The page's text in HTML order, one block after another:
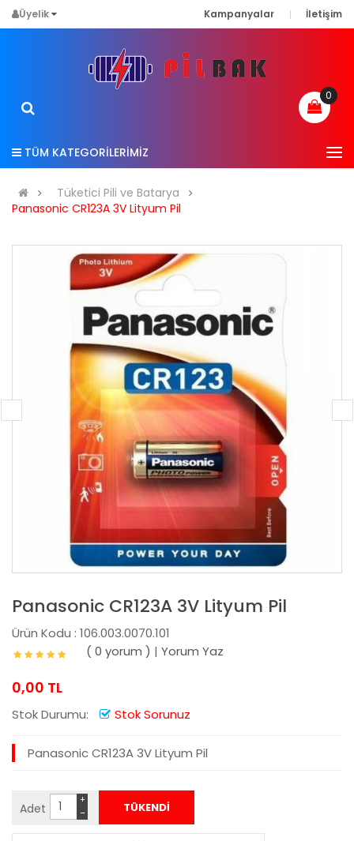
Üyelik Kampanyalar İletişim
0
TÜM KATEGORİLERİMİZ
Tüketici Pili ve Batarya
Panasonic CR123A 3V Lityum Pil
Panasonic CR123A 3V Lityum Pil
Ürün Kodu : 106.003.0070.101
( 0 yorum ) | Yorum Yaz
0,00 TL
Stok Durumu: Stok Sorunuz
Panasonic CR123A 3V Lityum Pil
Adet −
+